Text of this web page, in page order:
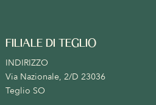
FILIALE DI TEGLIO
INDIRIZZO
Via Nazionale, 2/D 23036
Teglio SO